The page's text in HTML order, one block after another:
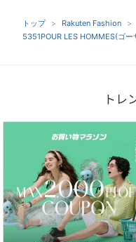
トップ
Rakuten Fashion
5351POUR LES HOMMES(ゴ
トレ